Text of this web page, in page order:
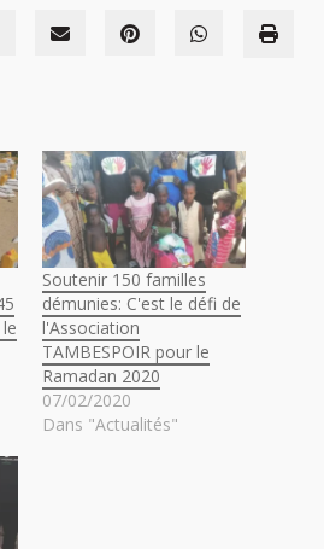
Soutenir 150 familles
démunies: C'est le défi de
l'Association
TAMBESPOIR pour le
Ramadan 2020
07/02/2020
Dans "Actualités"